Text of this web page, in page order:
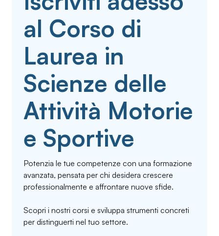
al Corso di
Laurea in
Scienze delle
Attività Motorie
e Sportive
Potenzia le tue competenze con una formazione
avanzata, pensata per chi desidera crescere
professionalmente e affrontare nuove sfide.
Scopri i nostri corsi e sviluppa strumenti concreti
per distinguerti nel tuo settore.